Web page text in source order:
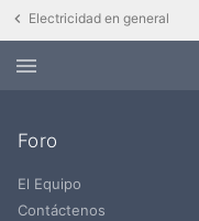
Electricidad en general
Foro
El Equipo
Contáctenos